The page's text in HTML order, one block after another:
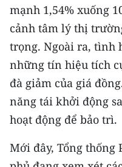
mạnh 1,54% xuống
cảnh tâm lý thị
trọng. Ngoài ra, tình
những tín hiệu tích
đà giảm của giá
năng tái khởi động
hoạt động để bảo trì.
Mới đây, Tổng thống